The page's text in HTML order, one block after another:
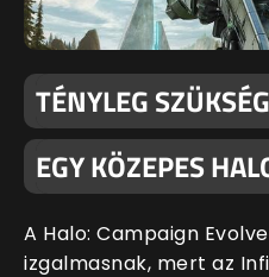
TÉNYLEG
EGY KÖZEPES
A Halo: Campaign
izgalmasnak, mert az